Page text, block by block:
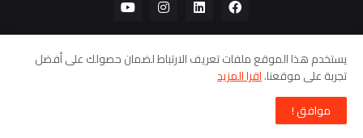
الرئيسية من نحن
يستخدم هذا الموقع ملفات تعريف الارتباط لضمان حصولك على أفضل
تجربة على موقعنا.اقرا المزيد
موافق !